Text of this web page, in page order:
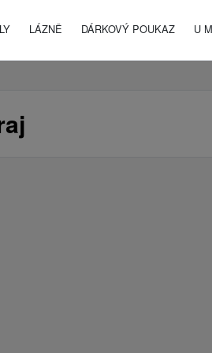
LÁZNĚ DÁRKOVÝ POUKAZ U